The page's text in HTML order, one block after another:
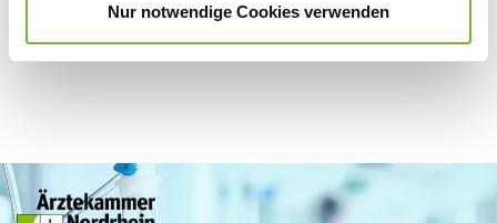
Nur notwendige Cookies verwenden